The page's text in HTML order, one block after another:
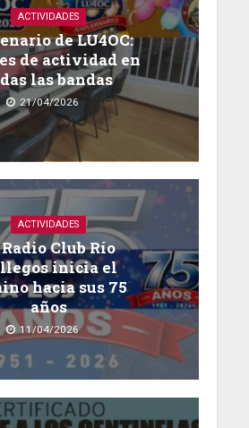
ACTIVIDADES
de LU4OC:
de actividad en
las bandas
21/04/2026
ACTIVIDADES
Club Río
inicia el
hacia sus 75
años
11/04/2026